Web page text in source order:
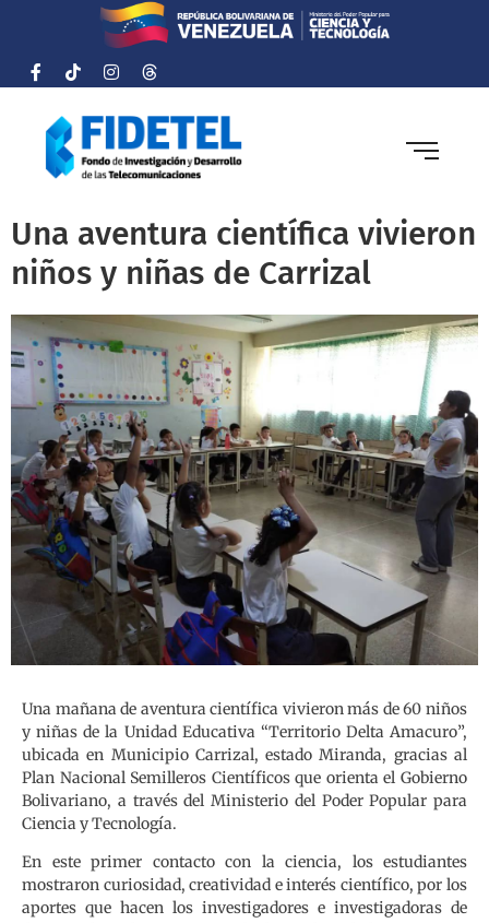
Una aventura científica vivieron
niños y niñas de Carrizal
Una mañana de aventura científica vivieron más de 60 niños
y niñas de la Unidad Educativa “Territorio Delta Amacuro”,
ubicada en Municipio Carrizal, estado Miranda, gracias al
Plan Nacional Semilleros Científicos que orienta el Gobierno
Bolivariano, a través del Ministerio del Poder Popular para
Ciencia y Tecnología.
En este primer contacto con la ciencia, los estudiantes
mostraron curiosidad, creatividad e interés científico, por los
aportes que hacen los investigadores e investigadoras de